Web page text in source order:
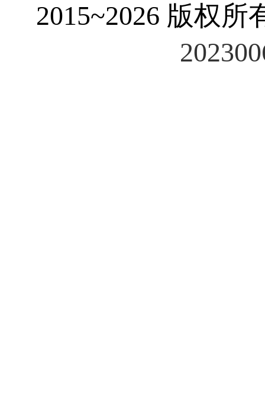
2015~2026 版权所